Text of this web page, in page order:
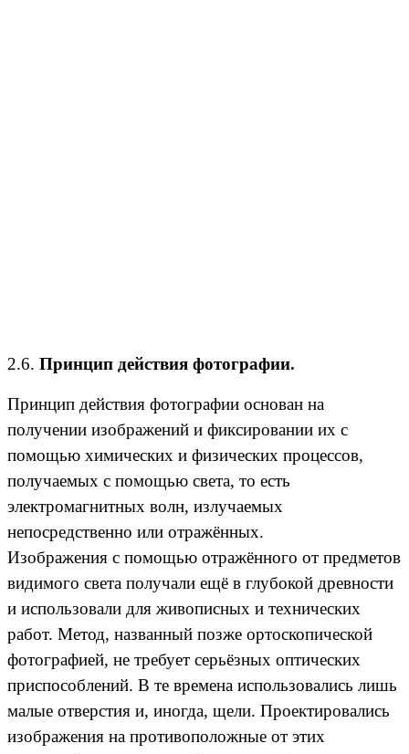
2.6. Принцип действия фотографии.
Принцип действия фотографии основан на
получении изображений и фиксировании их с
помощью химических и физических процессов,
получаемых с помощью света, то есть
электромагнитных волн, излучаемых
непосредственно или отражённых.
Изображения с помощью отражённого от предметов
видимого света получали ещё в глубокой древности
и использовали для живописных и технических
работ. Метод, названный позже ортоскопической
фотографией, не требует серьёзных оптических
приспособлений. В те времена использовались лишь
малые отверстия и, иногда, щели. Проектировались
изображения на противоположные от этих